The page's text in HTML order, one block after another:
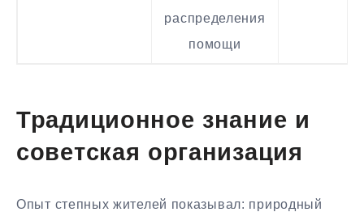
распределения
помощи
Традиционное знание и
советская организация
Опыт степных жителей показывал: природный